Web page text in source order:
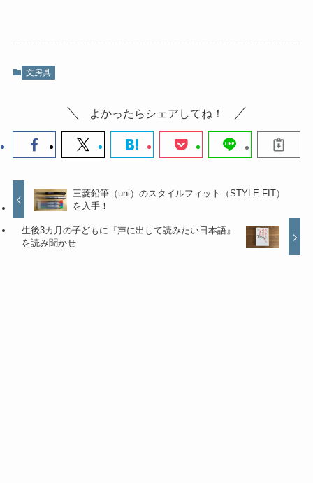
文房具
よかったらシェアしてね！
三菱鉛筆（uni）のスタイルフィット（STYLE-FIT）
を入手！
生後3カ月の子どもに『声に出して読みたい日本語』
を読み聞かせ